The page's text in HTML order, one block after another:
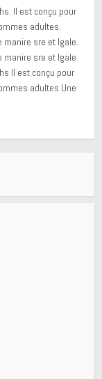
Il est conçu pour
adultes.
manire sre et lgale.
manire sre et lgale
Il est conçu pour
adultes Une